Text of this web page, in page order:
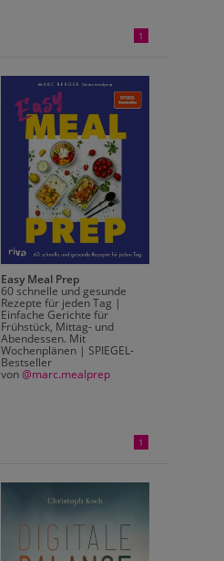
1
Easy Meal Prep
60 schnelle und gesunde
Rezepte für jeden Tag |
Einfache Gerichte für
Frühstück, Mittag- und
Abendessen. Mit
Wochenplänen | SPIEGEL-
Bestseller
von @marc.mealprep
1